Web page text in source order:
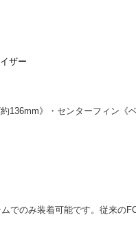
ザー
136mm》・センターフィン 《
でのみ装着可能です。従来の